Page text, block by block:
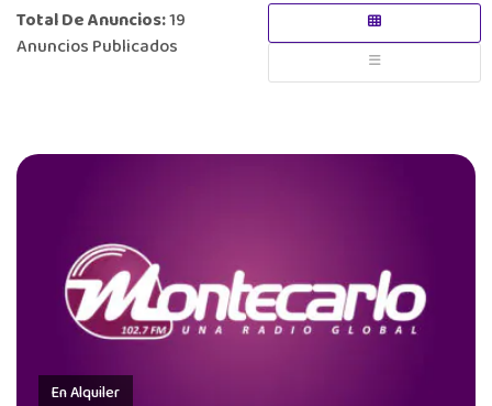
Total De Anuncios:19
Anuncios Publicados
En Alquiler